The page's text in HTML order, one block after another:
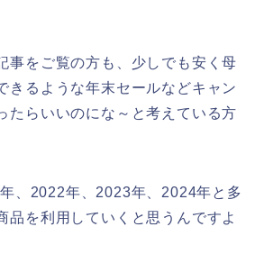
事をご覧の方も、少しでも安く母
きるような年末セールなどキャン
たらいいのにな～と考えている方
、2022年、2023年、2024年と多
品を利用していくと思うんですよ